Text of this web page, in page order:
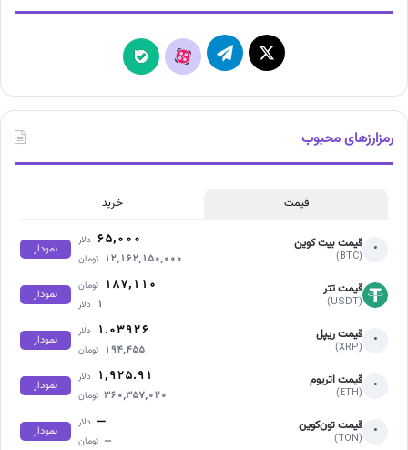
X تلگرام آپارات بله
رمزارزهای محبوب
قیمت خرید
• قیمت بیت کوین
(BTC)
۶۵,۰۰۰ دلار
۱۲,۱۶۲,۱۵۰,۰۰۰ تومان
نمودار
قیمت تتر
(USDT)
۱۸۷,۱۱۰ تومان
۱ دلار
نمودار
• قیمت ریپل
(XRP)
۱.۰۳۹۲۶ دلار
۱۹۴,۴۵۵ تومان
نمودار
• قیمت اتریوم
(ETH)
۱,۹۲۵.۹۱ دلار
۳۶۰,۳۵۷,۰۲۰ تومان
نمودار
• قیمت تون‌کوین
(TON)
— دلار
— تومان
نمودار